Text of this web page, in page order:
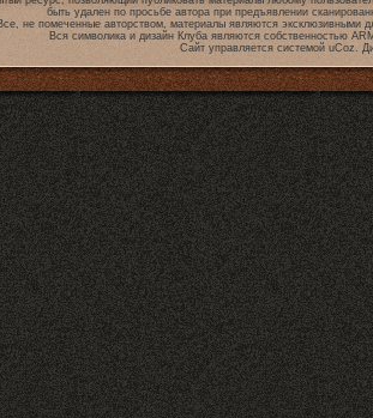
быть удален по просьбе автора при предъявлении
не помеченные авторством, материалы являются эксклюзивными
Вся символика и дизайн Клуба являются собственностью
Сайт управляется системой uCoz.